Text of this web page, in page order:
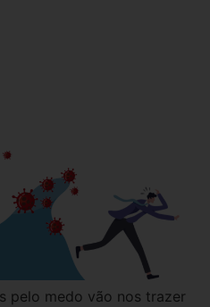
pelo medo vão nos trazer